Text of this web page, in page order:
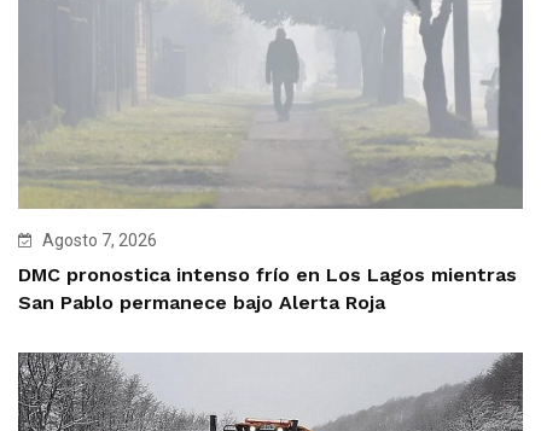
Agosto 7, 2026
DMC pronostica intenso frío en Los Lagos mientras
San Pablo permanece bajo Alerta Roja